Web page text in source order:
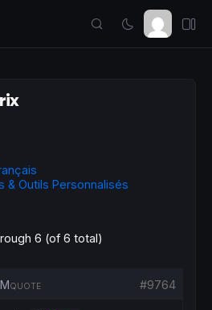
& Outils Personnalisés
6 (of 6 total)
#9764
QUOTE